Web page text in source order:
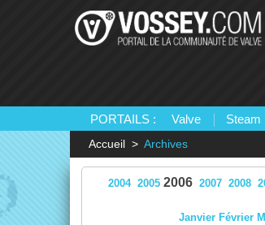
PORTAILS : Valve Steam
Accueil Archives
2004 2005 2006 2007 2008
Janvier Février